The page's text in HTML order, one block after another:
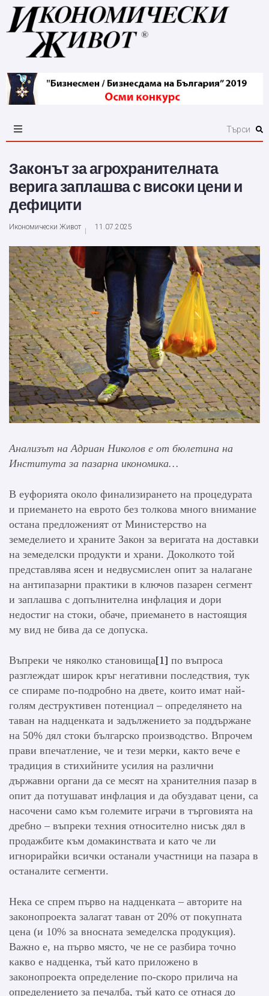
Законът за агрохранителната
верига заплашва с високи цени и
дефицити
Икономически Живот 11.07.2025
Анализът на Адриан Николов е от бюлетина на
Института за пазарна икономика…
В еуфорията около финализирането на процедурата
и приемането на еврото без толкова много внимание
остана предложеният от Министерство на
земеделието и храните Закон за веригата на доставки
на земеделски продукти и храни. Доколкото той
представлява ясен и недвусмислен опит за налагане
на антипазарни практики в ключов пазарен сегмент
и заплашва с допълнителна инфлация и дори
недостиг на стоки, обаче, приемането в настоящия
му вид не бива да се допуска.
Въпреки че няколко становища[1] по въпроса
разглеждат широк кръг негативни последствия, тук
се спираме по-подробно на двете, които имат най-
голям деструктивен потенциал – определянето на
таван на надценката и задължението за поддържане
на 50% дял стоки българско производство. Впрочем
прави впечатление, че и тези мерки, както вече е
традиция в стихийните усилия на различни
държавни органи да се месят на хранителния пазар в
опит да потушават инфлация и да обуздават цени, са
насочени само към големите играчи в търговията на
дребно – въпреки техния относително нисък дял в
продажбите към домакинствата и като че ли
игнорирайки всички останали участници на пазара в
останалите сегменти.
Нека се спрем първо на надценката – авторите на
законопроекта залагат таван от 20% от покупната
цена (и 10% за вносната земеделска продукция).
Важно е, на първо място, че не се разбира точно
какво е надценка, тъй като приложено в
законопроекта определение по-скоро прилича на
определението за печалба, тъй като се отнася до